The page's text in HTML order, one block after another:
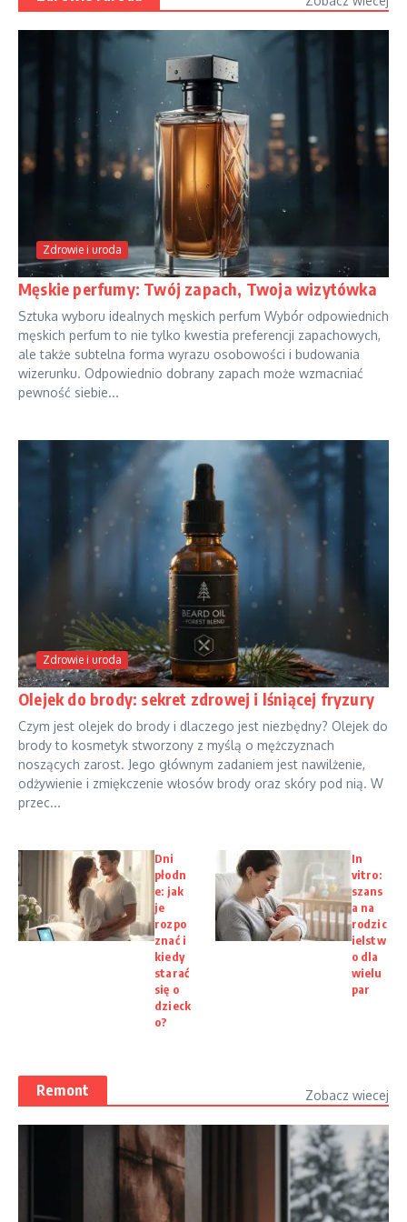
Zdrowie i uroda
Męskie perfumy: Twój zapach, Twoja wizytówka
Sztuka wyboru idealnych męskich perfum Wybór odpowiednich
męskich perfum to nie tylko kwestia preferencji zapachowych,
ale także subtelna forma wyrazu osobowości i budowania
wizerunku. Odpowiednio dobrany zapach może wzmacniać
pewność siebie...
Zdrowie i uroda
Olejek do brody: sekret zdrowej i lśniącej fryzury
Czym jest olejek do brody i dlaczego jest niezbędny? Olejek do
brody to kosmetyk stworzony z myślą o mężczyznach
noszących zarost. Jego głównym zadaniem jest nawilżenie,
odżywienie i zmiękczenie włosów brody oraz skóry pod nią. W
przec...
Dni
płodn
e: jak
je
rozpo
znać i
kiedy
starać
się o
dzieck
o?
In
vitro:
szans
a na
rodzic
ielstw
o dla
wielu
par
Remont Zobacz wiecej